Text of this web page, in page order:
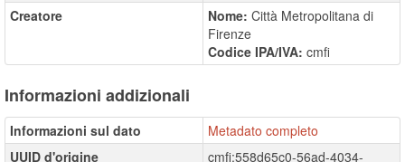
Creatore
Nome: Città Metropolitana di
Firenze
Codice IPA/IVA: cmfi
Informazioni addizionali
Informazioni sul dato
Metadato completo
UUID d'origine
cmfi:558d65c0-56ad-4034-